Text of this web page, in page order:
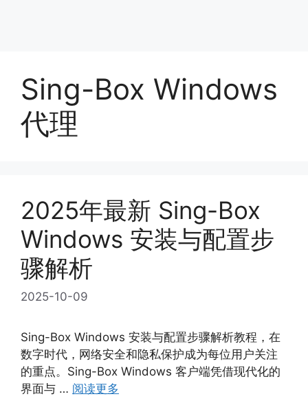
Sing-Box Windows
代理
2025年最新 Sing-Box
Windows 安装与配置步
骤解析
2025-10-09
Sing-Box Windows 安装与配置步骤解析教程，在
数字时代，网络安全和隐私保护成为每位用户关注
的重点。Sing-Box Windows 客户端凭借现代化的
界面与 … 阅读更多